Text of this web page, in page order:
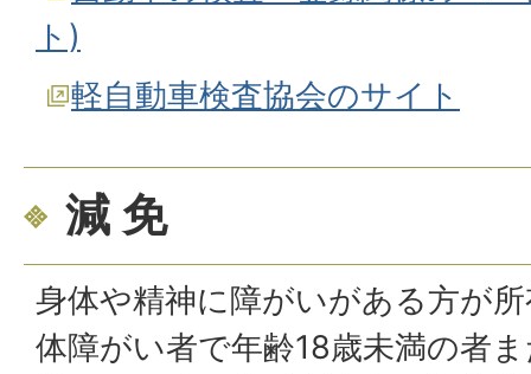
ト)
軽自動車検査協会のサイト
減 免
身体や精神に障がいがある方が
体障がい者で年齢18歳未満の者